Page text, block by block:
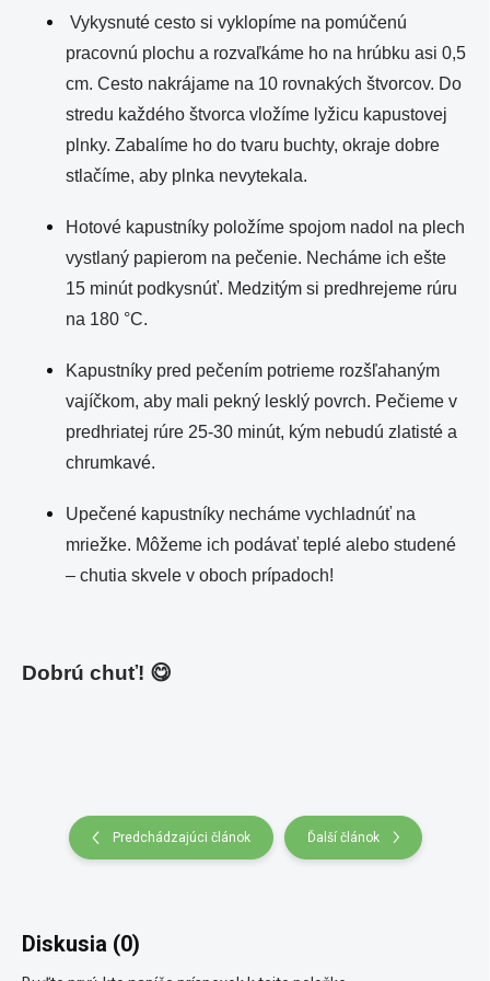
Vykysnuté cesto si vyklopíme na pomúčenú
pracovnú plochu a rozvaľkáme ho na hrúbku asi 0,5
cm. Cesto nakrájame na 10 rovnakých štvorcov. Do
stredu každého štvorca vložíme lyžicu kapustovej
plnky. Zabalíme ho do tvaru buchty, okraje dobre
stlačíme, aby plnka nevytekala.
Hotové kapustníky položíme spojom nadol na plech
vystlaný papierom na pečenie. Necháme ich ešte
15 minút podkysnúť. Medzitým si predhrejeme rúru
na 180 °C.
Kapustníky pred pečením potrieme rozšľahaným
vajíčkom, aby mali pekný lesklý povrch. Pečieme v
predhriatej rúre 25-30 minút, kým nebudú zlatisté a
chrumkavé.
Upečené kapustníky necháme vychladnúť na
mriežke. Môžeme ich podávať teplé alebo studené
– chutia skvele v oboch prípadoch!
Dobrú chuť! 😋
Predchádzajúci článok Ďalší článok
Diskusia (0)